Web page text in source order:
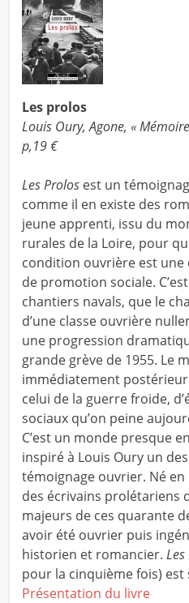
Les prolos
Louis Oury, Agone, «
p,19 €
Les Prolosest un
comme il en existe des
jeune apprenti, issu du
rurales de la Loire, pour
condition ouvrière est
de promotion sociale.
chantiers navals, que le
d’une classe ouvrière
une progression
grande grève de 1955. Le
immédiatement
celui de la guerre froide,
sociaux qu’on peine
C’est un monde presque
inspiré à Louis Oury un
témoignage ouvrier. Né en
des écrivains prolétariens
majeurs de ces quarante
avoir été ouvrier puis
historien et romancier.
pour la cinquième fois)
Présentation du livre